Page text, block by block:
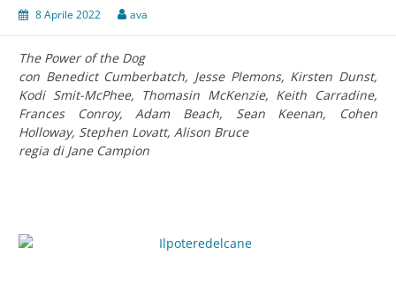
8 Aprile 2022 ava
The Power of the Dog
con Benedict Cumberbatch, Jesse Plemons, Kirsten Dunst,
Kodi Smit-McPhee, Thomasin McKenzie, Keith Carradine,
Frances Conroy, Adam Beach, Sean Keenan, Cohen
Holloway, Stephen Lovatt, Alison Bruce
regia di Jane Campion